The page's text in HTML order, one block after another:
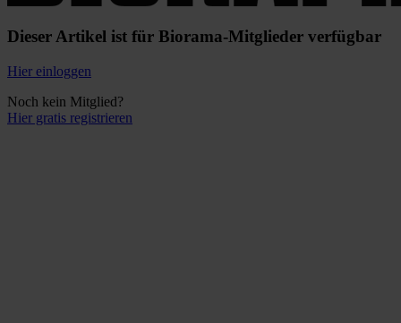
Dieser Artikel ist für Biorama-Mitglieder verfügbar
Hier einloggen
Noch kein Mitglied?
Hier gratis registrieren